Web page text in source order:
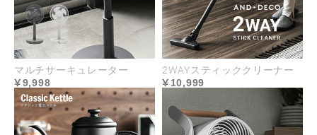
マルチサーキュレーター
9,998
2WAYスティッククリーナー
10,999